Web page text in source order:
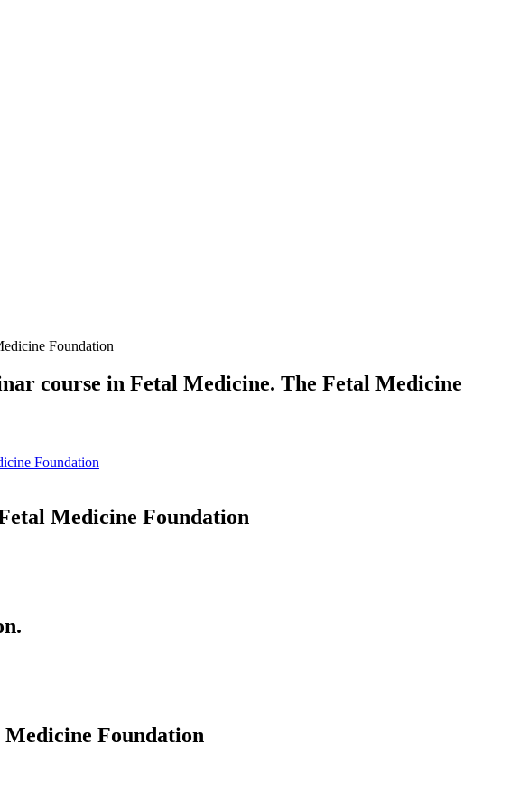
course in Fetal Medicine. The Fetal Medicine
Foundation
Medicine Foundation
Foundation